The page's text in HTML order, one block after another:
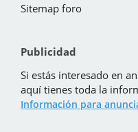
Sitemap foro
Publicidad
Si estás interesado en
aquí tienes toda la
Información para